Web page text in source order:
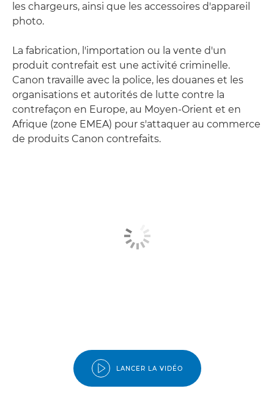
les chargeurs, ainsi que les accessoires d'appareil
photo.
La fabrication, l'importation ou la vente d'un
produit contrefait est une activité criminelle.
Canon travaille avec la police, les douanes et les
organisations et autorités de lutte contre la
contrefaçon en Europe, au Moyen-Orient et en
Afrique (zone EMEA) pour s'attaquer au commerce
de produits Canon contrefaits.
LANCER LA VIDÉO